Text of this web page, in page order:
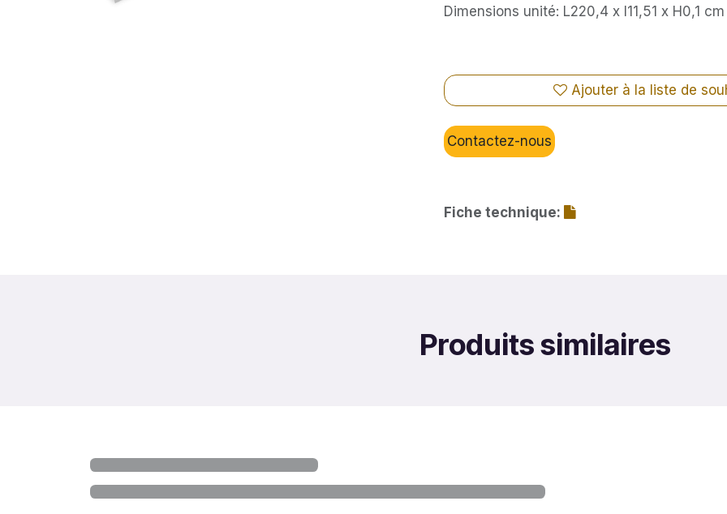
Dimensions unité: L220,4 x l11,51 x H0,1 cm
Ajouter à la liste de
Contactez-nous
Fiche technique:
Produits similaires